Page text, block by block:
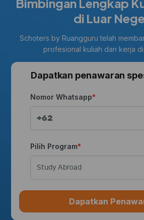
Bimbingan Lengkap
di Luar
Schoters by Ruangguru telah
profesional kuliah dan kerja
Dapatkan penawaran
Nomor Whatsapp
+62
Pilih Program
Study Abroad
Dapatkan